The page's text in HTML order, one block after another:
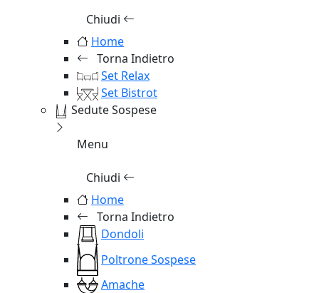
Chiudi
Home
Torna Indietro
Set Relax
Set Bistrot
Sedute Sospese
Menu
Chiudi
Home
Torna Indietro
Dondoli
Poltrone Sospese
Amache